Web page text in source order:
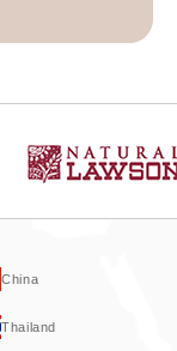
China
Thailand